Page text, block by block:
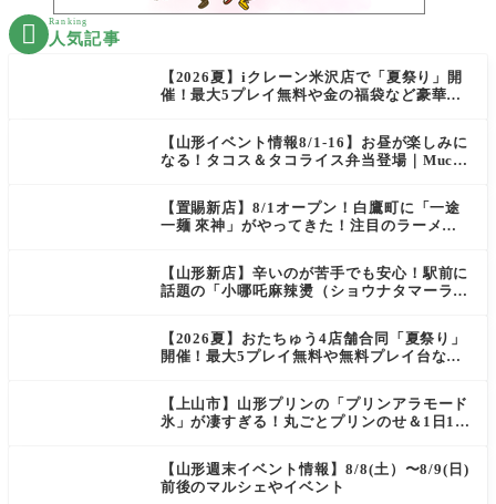
 Ranking
人気記事
【2026夏】iクレーン米沢店で「夏祭り」開
催！最大5プレイ無料や金の福袋など豪華企
【山形イベント情報8/1-16】お昼が楽しみに
なる！タコス＆タコライス弁当登場｜Mucha
【置賜新店】8/1オープン！白鷹町に「一途
一麺 來神」がやってきた！注目のラーメン
【山形新店】辛いのが苦手でも安心！駅前に
話題の「小哪吒麻辣燙（ショウナタマーラー
【2026夏】おたちゅう4店舗合同「夏祭り」
開催！最大5プレイ無料や無料プレイ台など
田）
【上山市】山形プリンの「プリンアラモード
氷」が凄すぎる！丸ごとプリンのせ＆1日10
【山形週末イベント情報】8/8(土）〜8/9(日)
前後のマルシェやイベント